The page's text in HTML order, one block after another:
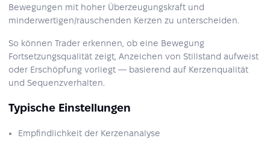
Bewegungen mit hoher Überzeugungskraft und
minderwertigen/rauschenden Kerzen zu unterscheiden.
So können Trader erkennen, ob eine Bewegung
Fortsetzungsqualität zeigt, Anzeichen von Stillstand aufweist
oder Erschöpfung vorliegt — basierend auf Kerzenqualität
und Sequenzverhalten.
Typische Einstellungen
Empfindlichkeit der Kerzenanalyse